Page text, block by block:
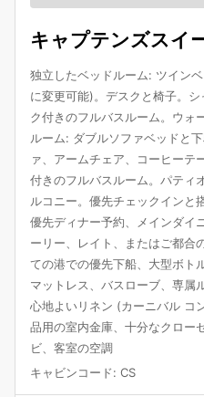
キャプテンズスイ
独立したベッドルーム: ツイン
に変更可能)。デスクと椅子。
ク付きのフルバスルーム。ウォ
ルーム: ダブルソファベッドと
ァ、アームチェア、コーヒーテ
付きのフルバスルーム。パティ
ルコニー。優先チェックインと
優先ディナー予約、メインダイ
ーリー、レイト、またはご都合
ての港での優先下船、大型ボト
マットレス、バスローブ、専属
心地よいリネン (カーニバル コ
品用の室内金庫、十分なクロー
ビ、客室の空調
キャビンコード: CS